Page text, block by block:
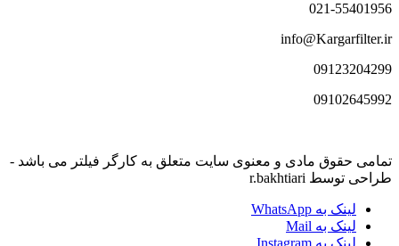
021-55401956
info@Kargarfilter.ir
09123204299
09102645992
تمامی حقوق مادی و معنوی سایت متعلق به کارگر فیلتر می باشد -
طراحی توسط r.bakhtiari
لینک به WhatsApp
لینک به Mail